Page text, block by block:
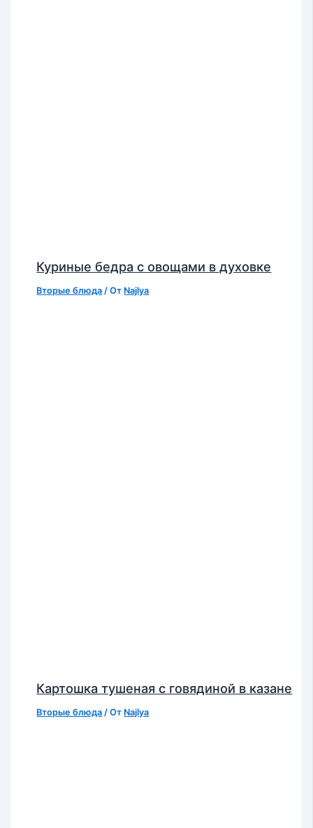
Куриные бедра с овощами в духовке
Вторые блюда / От Najlya
Картошка тушеная с говядиной в казане
Вторые блюда / От Najlya